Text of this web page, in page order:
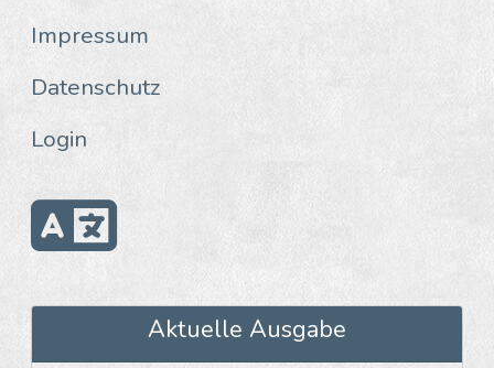
Impressum
Datenschutz
Login
Aktuelle Ausgabe